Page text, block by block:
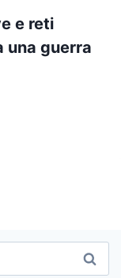
e reti
una guerra